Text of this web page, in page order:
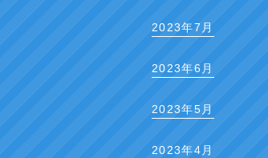
2023年7月
2023年6月
2023年5月
2023年4月